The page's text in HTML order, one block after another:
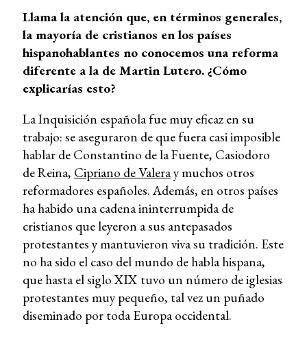
Llama la atención que, en términos generales,
la mayoría de cristianos en los países
hispanohablantes no conocemos una reforma
diferente a la de Martin Lutero. ¿Cómo
explicarías esto?
La Inquisición española fue muy eficaz en su
trabajo: se aseguraron de que fuera casi imposible
hablar de Constantino de la Fuente, Casiodoro
de Reina, Cipriano de Valeray muchos otros
reformadores españoles. Además, en otros países
ha habido una cadena ininterrumpida de
cristianos que leyeron a sus antepasados ​​
protestantes y mantuvieron viva su tradición. Este
no ha sido el caso del mundo de habla hispana,
que hasta el siglo XIX tuvo un número de iglesias
protestantes muy pequeño, tal vez un puñado
diseminado por toda Europa occidental.